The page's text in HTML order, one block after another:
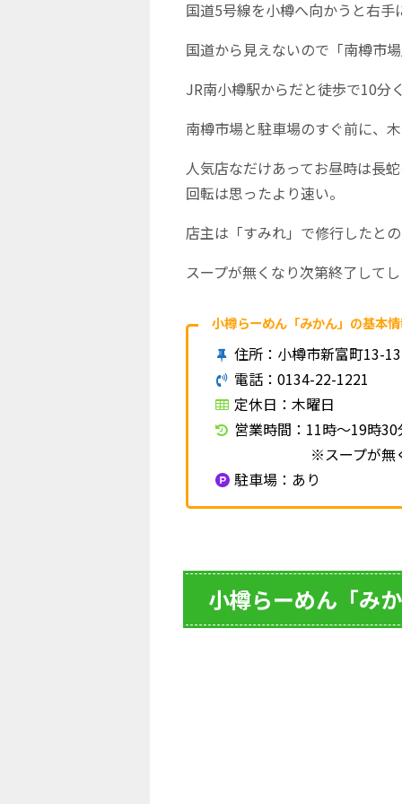
国道5号線を小樽へ向かうと右
国道から見えないので「南樽市
JR南小樽駅からだと徒歩で10分
南樽市場と駐車場のすぐ前に、
人気店なだけあってお昼時は長
回転は思ったより速い。
店主は「すみれ」で修行したと
スープが無くなり次第終了して
小樽らーめん「みかん」の基本
住所：小樽市新富町13-
電話：0134-22-1221
定休日：木曜日
営業時間：11時～19時
※スープが無くなり
駐車場：あり
小樽らーめん「み